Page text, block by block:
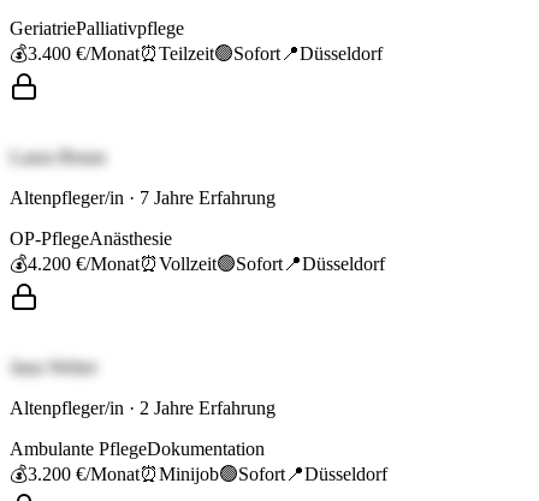
GeriatriePalliativpflege
💰3.400 €/Monat⏰Teilzeit🟢Sofort 📍Düsseldorf
Laura Braun
Altenpfleger/in · 7 Jahre Erfahrung
OP-PflegeAnästhesie
💰4.200 €/Monat⏰Vollzeit🟢Sofort 📍Düsseldorf
Jana Weber
Altenpfleger/in · 2 Jahre Erfahrung
Ambulante PflegeDokumentation
💰3.200 €/Monat⏰Minijob🟢Sofort 📍Düsseldorf